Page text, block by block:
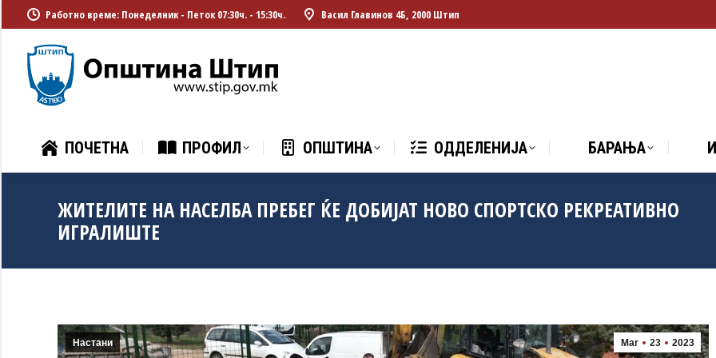
Работно време: Понеделник - Петок 07:30ч. - 15:30ч. Васил Главинов 4Б, 2000 Штип
ПОЧЕТНА ПРОФИЛ ОПШТИНА ОДДЕЛЕНИЈА БАРАЊА
ЖИТЕЛИТЕ НА НАСЕЛБА ПРЕБЕГ ЌЕ ДОБИЈАТ НОВО СПОРТСКО РЕКРЕАТИВНО
ИГРАЛИШТЕ
Mar 23 2023
Настани
ПОЧЕТНА ПРОФИЛ ОПШТИНА ОДДЕЛЕНИЈА БАРАЊА